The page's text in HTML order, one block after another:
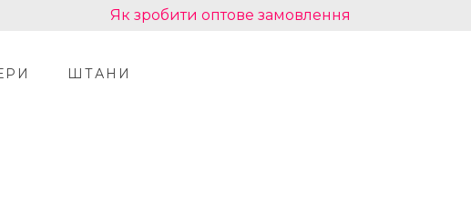
Як зробити оптове замовлення
ШТАНИ